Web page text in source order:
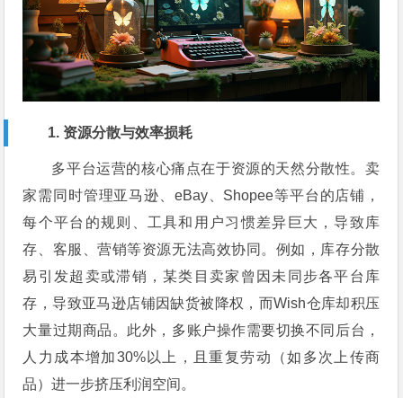
1. 资源分散与效率损耗
多平台运营的核心痛点在于资源的天然分散性。卖
家需同时管理亚马逊、eBay、Shopee等平台的店铺，
每个平台的规则、工具和用户习惯差异巨大，导致库
存、客服、营销等资源无法高效协同。例如，库存分散
易引发超卖或滞销，某类目卖家曾因未同步各平台库
存，导致亚马逊店铺因缺货被降权，而Wish仓库却积压
大量过期商品。此外，多账户操作需要切换不同后台，
人力成本增加30%以上，且重复劳动（如多次上传商
品）进一步挤压利润空间。